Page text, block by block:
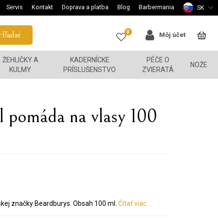
Servis Kontakt Doprava a platba Blog Barbermania SK
0 Môj účet
ŽEHLIČKY A
KULMY
KADERNÍCKE
PRÍSLUŠENSTVO
PÉČE O
ZVIERATÁ
NOŽE
na vlasy 100
značky Beardburys. Obsah 100 ml.Čítať viac ..